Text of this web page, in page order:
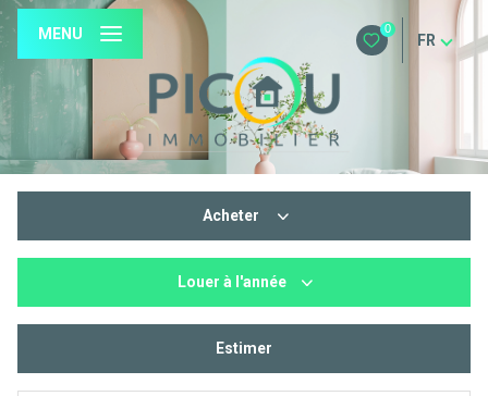
0
FR
MENU
Acheter
De l'immo pro
Louer à l'année
Estimer